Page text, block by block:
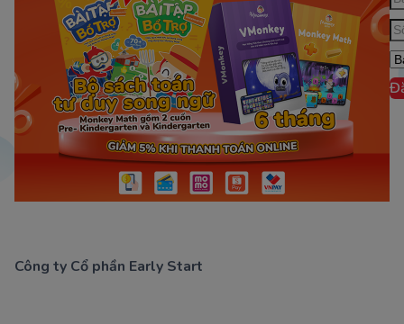
Công ty Cổ phần Early Start